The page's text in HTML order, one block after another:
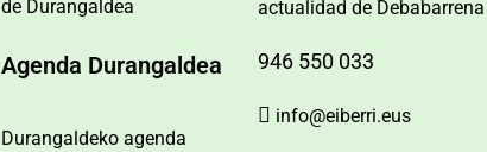
de Durangaldea
Agenda Durangaldea
Durangaldeko agenda
actualidad de Debabarrena
946 550 033
info@eiberri.eus